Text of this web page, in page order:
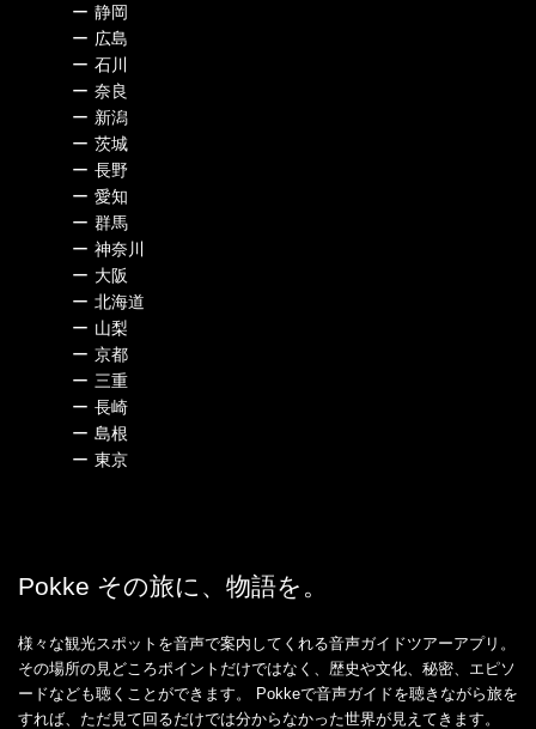
ー 静岡
ー 広島
ー 石川
ー 奈良
ー 新潟
ー 茨城
ー 長野
ー 愛知
ー 群馬
ー 神奈川
ー 大阪
ー 北海道
ー 山梨
ー 京都
ー 三重
ー 長崎
ー 島根
ー 東京
Pokke その旅に、物語を。
様々な観光スポットを音声で案内してくれる音声ガイドツアーアプリ。
その場所の見どころポイントだけではなく、歴史や文化、秘密、エピソ
ードなども聴くことができます。 Pokkeで音声ガイドを聴きながら旅を
すれば、ただ見て回るだけでは分からなかった世界が見えてきます。